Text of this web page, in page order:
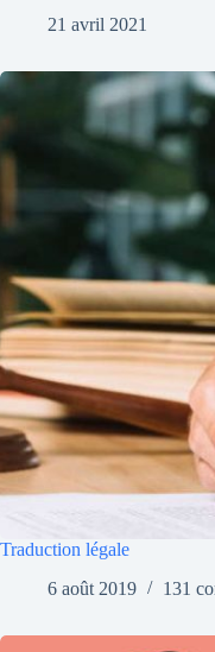
21 avril 2021
Traduction légale
6 août 2019
131